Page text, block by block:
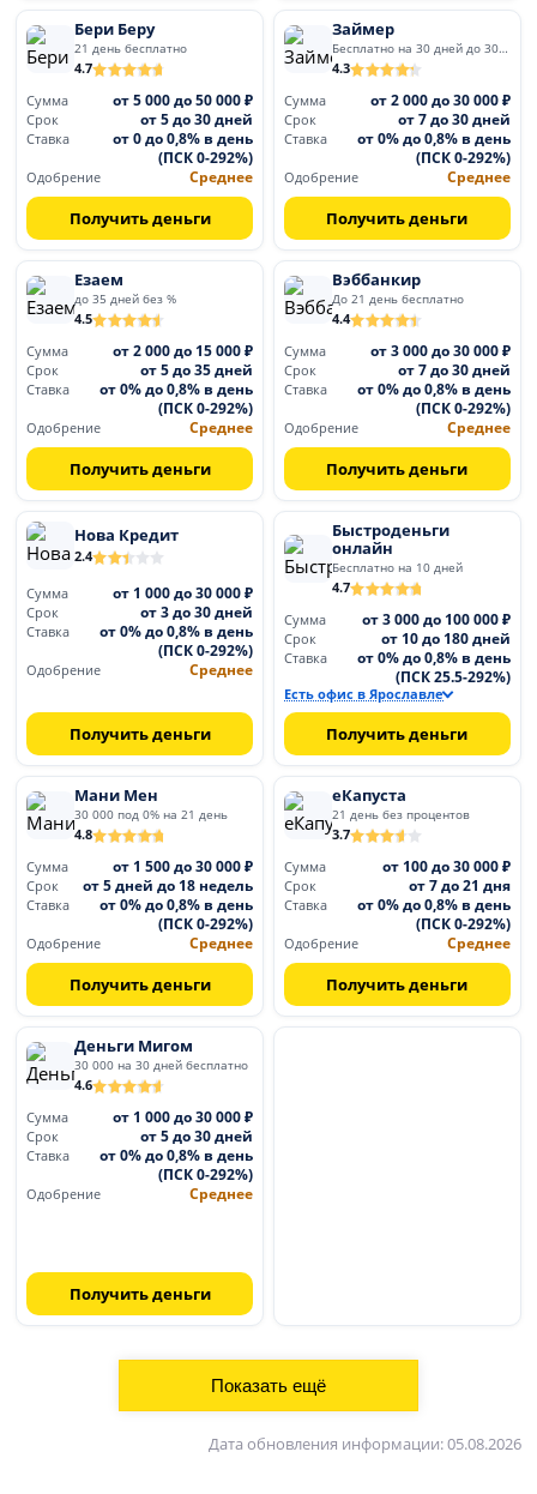
Бери Беру
21 день бесплатно
4.7
Сумма
от 5 000 до 50 000 ₽
Срок от 5 до 30 дней
Ставка
от 0 до 0,8% в день
(ПСК 0-292%)
Одобрение Среднее
Получить деньги
Займер
Бесплатно на 30 дней до 30 000
4.3
Сумма
от 2 000 до 30 000 ₽
Срок от 7 до 30 дней
Ставка
от 0% до 0,8% в день
(ПСК 0-292%)
Одобрение Среднее
Получить деньги
Езаем
до 35 дней без %
4.5
Сумма
от 2 000 до 15 000 ₽
Срок от 5 до 35 дней
Ставка
от 0% до 0,8% в день
(ПСК 0-292%)
Одобрение Среднее
Получить деньги
Вэббанкир
До 21 день бесплатно
4.4
Сумма
от 3 000 до 30 000 ₽
Срок от 7 до 30 дней
Ставка
от 0% до 0,8% в день
(ПСК 0-292%)
Одобрение Среднее
Получить деньги
Нова Кредит
2.4
Сумма от 1 000 до 30 000 ₽
Срок от 3 до 30 дней
Ставка
от 0% до 0,8% в день
(ПСК 0-292%)
Одобрение Среднее
Получить деньги
Быстроденьги
онлайн
Бесплатно на 10 дней
4.7
Сумма
от 3 000 до 100 000 ₽
Срок от 10 до 180 дней
Ставка
от 0% до 0,8% в день
(ПСК 25.5-292%)
Есть офис в Ярославле
Получить деньги
Мани Мен
30 000 под 0% на 21 день
4.8
Сумма
от 1 500 до 30 000 ₽
Срок от 5 дней до 18 недель
Ставка
от 0% до 0,8% в день
(ПСК 0-292%)
Одобрение Среднее
Получить деньги
еКапуста
21 день без процентов
3.7
Сумма
от 100 до 30 000 ₽
Срок от 7 до 21 дня
Ставка
от 0% до 0,8% в день
(ПСК 0-292%)
Одобрение Среднее
Получить деньги
Деньги Мигом
30 000 на 30 дней бесплатно
4.6
Сумма
от 1 000 до 30 000 ₽
Срок от 5 до 30 дней
Ставка
от 0% до 0,8% в день
(ПСК 0-292%)
Одобрение Среднее
Получить деньги
Дата обновления информации: 05.08.2026